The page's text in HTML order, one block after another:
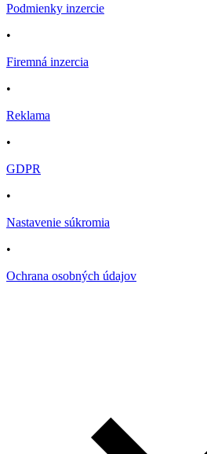
Podmienky inzercie
•
Firemná inzercia
•
Reklama
•
GDPR
•
Nastavenie súkromia
•
Ochrana osobných údajov